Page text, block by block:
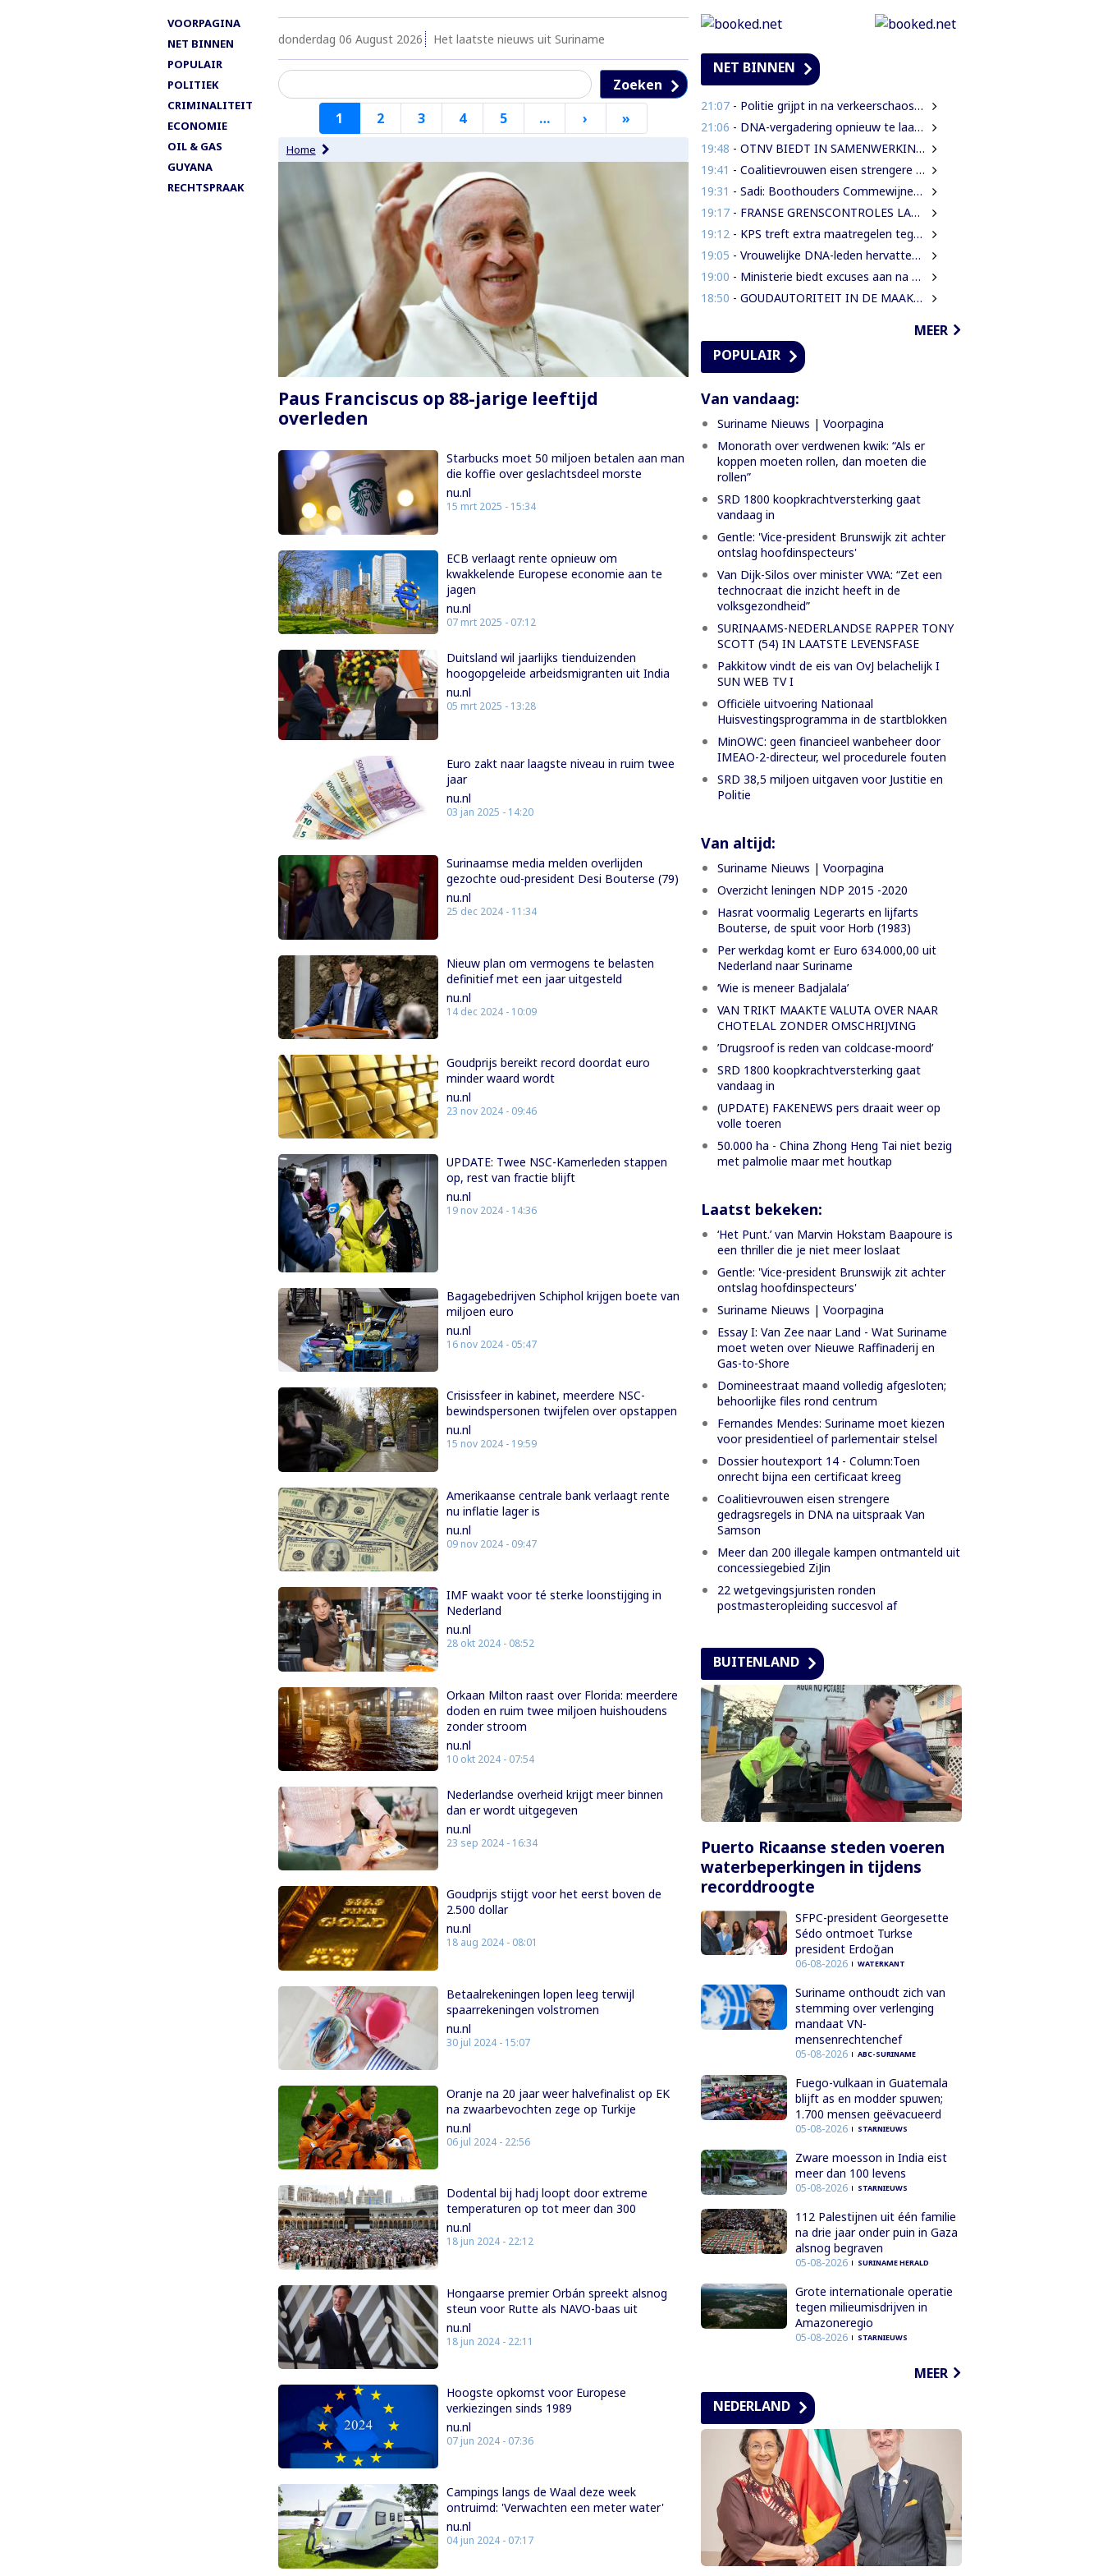
VOORPAGINA
NET BINNEN
POPULAIR
POLITIEK
CRIMINALITEIT
ECONOMIE
OIL & GAS
GUYANA
RECHTSPRAAK
donderdag 06 August 2026 Het laatste nieuws uit Suriname
Zoeken
Paginering
1 2 3 4 5 … › Volgende
pagina
»
pagina
Home
Paus Franciscus op 88-jarige leeftijd
overleden
Starbucks moet 50 miljoen betalen aan man
die koffie over geslachtsdeel morste
nu.nl
15 mrt 2025 - 15:34
ECB verlaagt rente opnieuw om
kwakkelende Europese economie aan te
jagen
nu.nl
07 mrt 2025 - 07:12
Duitsland wil jaarlijks tienduizenden
hoogopgeleide arbeidsmigranten uit India
nu.nl
05 mrt 2025 - 13:28
Euro zakt naar laagste niveau in ruim twee
jaar
nu.nl
03 jan 2025 - 14:20
Surinaamse media melden overlijden
gezochte oud-president Desi Bouterse (79)
nu.nl
25 dec 2024 - 11:34
Nieuw plan om vermogens te belasten
definitief met een jaar uitgesteld
nu.nl
14 dec 2024 - 10:09
Goudprijs bereikt record doordat euro
minder waard wordt
nu.nl
23 nov 2024 - 09:46
UPDATE: Twee NSC-Kamerleden stappen
op, rest van fractie blijft
nu.nl
19 nov 2024 - 14:36
Bagagebedrijven Schiphol krijgen boete van
miljoen euro
nu.nl
16 nov 2024 - 05:47
Crisissfeer in kabinet, meerdere NSC-
bewindspersonen twijfelen over opstappen
nu.nl
15 nov 2024 - 19:59
Amerikaanse centrale bank verlaagt rente
nu inflatie lager is
nu.nl
09 nov 2024 - 09:47
IMF waakt voor té sterke loonstijging in
Nederland
nu.nl
28 okt 2024 - 08:52
Orkaan Milton raast over Florida: meerdere
doden en ruim twee miljoen huishoudens
zonder stroom
nu.nl
10 okt 2024 - 07:54
Nederlandse overheid krijgt meer binnen
dan er wordt uitgegeven
nu.nl
23 sep 2024 - 16:34
Goudprijs stijgt voor het eerst boven de
2.500 dollar
nu.nl
18 aug 2024 - 08:01
Betaalrekeningen lopen leeg terwijl
spaarrekeningen volstromen
nu.nl
30 jul 2024 - 15:07
Oranje na 20 jaar weer halvefinalist op EK
na zwaarbevochten zege op Turkije
nu.nl
06 jul 2024 - 22:56
Dodental bij hadj loopt door extreme
temperaturen op tot meer dan 300
nu.nl
18 jun 2024 - 22:12
Hongaarse premier Orbán spreekt alsnog
steun voor Rutte als NAVO-baas uit
nu.nl
18 jun 2024 - 22:11
Hoogste opkomst voor Europese
verkiezingen sinds 1989
nu.nl
07 jun 2024 - 07:36
Campings langs de Waal deze week
ontruimd: 'Verwachten een meter water'
nu.nl
04 jun 2024 - 07:17
NET BINNEN
21:07- Politie grijpt in na verkeerschaos door afsluiting Domineestraat
21:06 - DNA-vergadering opnieuw te laat begonnen, leden eisen aanpak laatkomers
19:48 - OTNV BIEDT IN SAMENWERKING MET HAAR INTERNATIONALE PARTNERS 200 GRATIS STUDIEBEURZEN AAN TECHNISCH TALENT
19:41 - Coalitievrouwen eisen strengere gedragsregels in DNA na uitspraak Van Samson
19:31 - Sadi: Boothouders Commewijne zijn desperate, wachten 6 jaren op tariefaanpassing
19:17- FRANSE GRENSCONTROLES LANGS MAROWIJNERIVIER WEDEROM FORS AANGESCHERPT
19:12 - KPS treft extra maatregelen tegen verkeersdrukte binnenstad
19:05 - Vrouwelijke DNA-leden hervatten werk en eisen strengere gedragsregels na uitlating Van Samson
19:00 - Ministerie biedt excuses aan na onterechte beschuldigingen tegen IMEAO 2-directeur
18:50 - GOUDAUTORITEIT IN DE MAAK VOOR MEER ORDENING EN INKOMSTEN
MEER
POPULAIR
Van vandaag:
Suriname Nieuws | Voorpagina
Monorath over verdwenen kwik: “Als er
koppen moeten rollen, dan moeten die
rollen”
SRD 1800 koopkrachtversterking gaat
vandaag in
Gentle: 'Vice-president Brunswijk zit achter
ontslag hoofdinspecteurs'
Van Dijk-Silos over minister VWA: “Zet een
technocraat die inzicht heeft in de
volksgezondheid”
SURINAAMS-NEDERLANDSE RAPPER TONY
SCOTT (54) IN LAATSTE LEVENSFASE
Pakkitow vindt de eis van OvJ belachelijk I
SUN WEB TV I
Officiële uitvoering Nationaal
Huisvestingsprogramma in de startblokken
MinOWC: geen financieel wanbeheer door
IMEAO-2-directeur, wel procedurele fouten
SRD 38,5 miljoen uitgaven voor Justitie en
Politie
Van altijd:
Suriname Nieuws | Voorpagina
Overzicht leningen NDP 2015 -2020
Hasrat voormalig Legerarts en lijfarts
Bouterse, de spuit voor Horb (1983)
Per werkdag komt er Euro 634.000,00 uit
Nederland naar Suriname
‘Wie is meneer Badjalala’
VAN TRIKT MAAKTE VALUTA OVER NAAR
CHOTELAL ZONDER OMSCHRIJVING
’Drugsroof is reden van coldcase-moord’
SRD 1800 koopkrachtversterking gaat
vandaag in
(UPDATE) FAKENEWS pers draait weer op
volle toeren
50.000 ha - China Zhong Heng Tai niet bezig
met palmolie maar met houtkap
Laatst bekeken:
‘Het Punt.’ van Marvin Hokstam Baapoure is
een thriller die je niet meer loslaat
Gentle: 'Vice-president Brunswijk zit achter
ontslag hoofdinspecteurs'
Suriname Nieuws | Voorpagina
Essay I: Van Zee naar Land - Wat Suriname
moet weten over Nieuwe Raffinaderij en
Gas-to-Shore
Domineestraat maand volledig afgesloten;
behoorlijke files rond centrum
Fernandes Mendes: Suriname moet kiezen
voor presidentieel of parlementair stelsel
Dossier houtexport 14 - Column:Toen
onrecht bijna een certificaat kreeg
Coalitievrouwen eisen strengere
gedragsregels in DNA na uitspraak Van
Samson
Meer dan 200 illegale kampen ontmanteld uit
concessiegebied ZiJin
22 wetgevingsjuristen ronden
postmasteropleiding succesvol af
BUITENLAND
Puerto Ricaanse steden voeren
waterbeperkingen in tijdens
recorddroogte
SFPC-president Georgesette
Sédo ontmoet Turkse
president Erdoğan
06-08-2026 WATERKANT
Suriname onthoudt zich van
stemming over verlenging
mandaat VN-
mensenrechtenchef
05-08-2026 ABC-SURINAME
Fuego-vulkaan in Guatemala
blijft as en modder spuwen;
1.700 mensen geëvacueerd
05-08-2026 STARNIEUWS
Zware moesson in India eist
meer dan 100 levens
05-08-2026 STARNIEUWS
112 Palestijnen uit één familie
na drie jaar onder puin in Gaza
alsnog begraven
05-08-2026 SURINAME HERALD
Grote internationale operatie
tegen milieumisdrijven in
Amazoneregio
05-08-2026 STARNIEUWS
MEER
NEDERLAND